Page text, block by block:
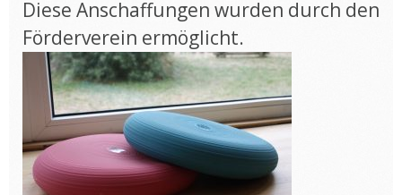
Diese Anschaffungen wurden durch den
Förderverein ermöglicht.